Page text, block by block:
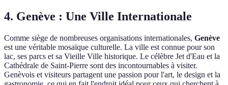
4. Genève : Une Ville Internationale
Comme siège de nombreuses organisations internationales, Genève
est une véritable mosaïque culturelle. La ville est connue pour son
lac, ses parcs et sa Vieille Ville historique. Le célèbre Jet d'Eau et la
Cathédrale de Saint-Pierre sont des incontournables à visiter.
Genèvois et visiteurs partagent une passion pour l'art, le design et la